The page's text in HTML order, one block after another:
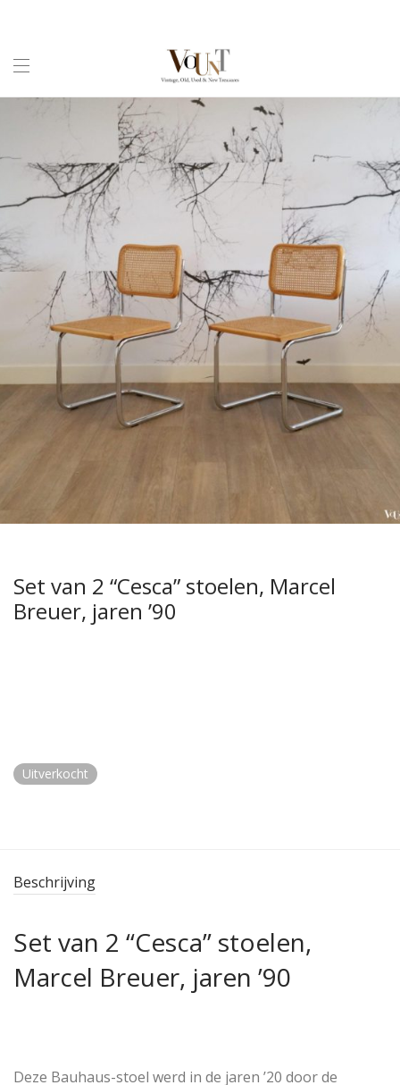
Set van 2 “Cesca” stoelen, Marcel
Breuer, jaren ’90
Uitverkocht
Beschrijving
Set van 2 “Cesca” stoelen,
Marcel Breuer, jaren ’90
Deze Bauhaus-stoel werd in de jaren ’20 door de